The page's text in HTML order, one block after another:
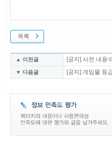
목록
▲ 이전글 [공지] 사전 내용
▼ 다음글 [공지] 게임물 등